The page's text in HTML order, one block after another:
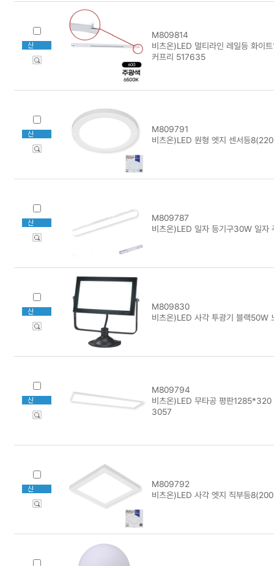
M809814
비츠온)LED 멀티라인 레일등 화이
커프리 517635
M809791
비츠온)LED 원형 엣지 센서등
M809787
비츠온)LED 일자 등기구30W 일
M809830
비츠온)LED 사각 투광기 블랙50W
M809794
비츠온)LED 무타공 평판
3057
M809792
비츠온)LED 사각 엣지 직부등